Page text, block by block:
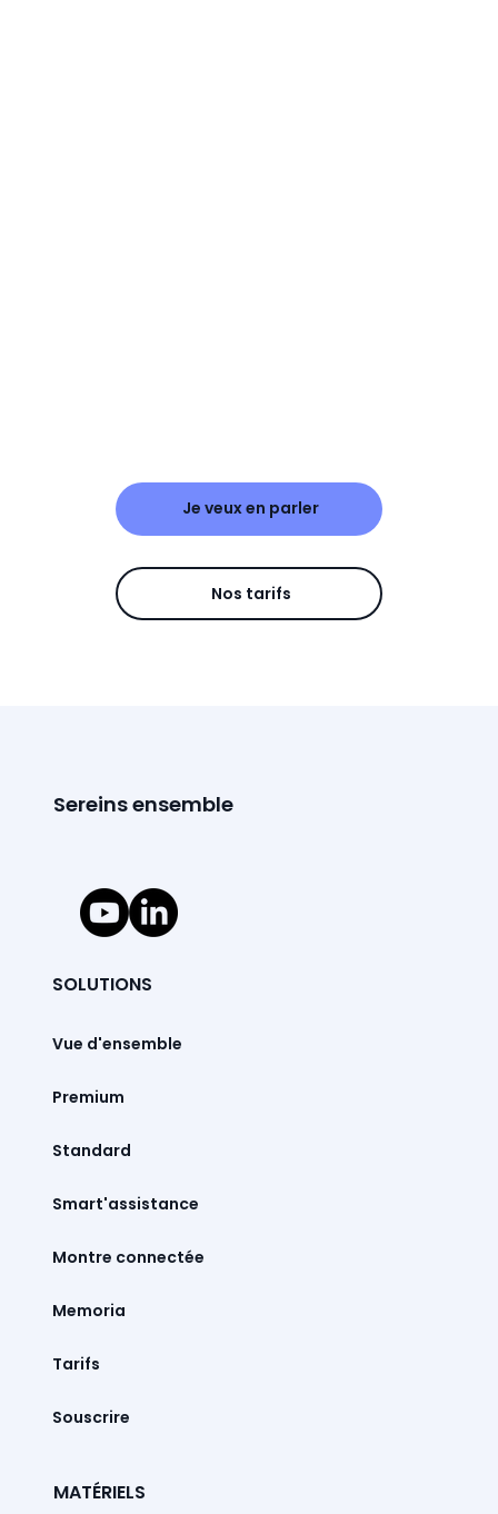
Je veux en parler
Nos tarifs
Sereins ensemble
SOLUTIONS
Vue d'ensemble
Premium
Standard
Smart'assistance
Montre connectée
Memoria
Tarifs
Souscrire
MATÉRIELS